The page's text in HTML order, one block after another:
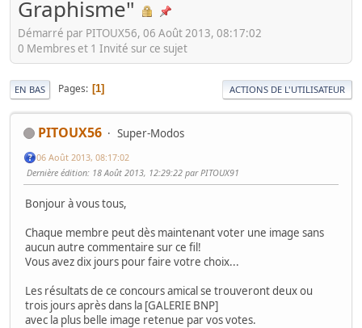
Graphisme"
Démarré par PITOUX56, 06 Août 2013, 08:17:02
0 Membres et 1 Invité sur ce sujet
EN BAS Pages 1 ACTIONS DE L'UTILISATEUR
PITOUX56 Super-Modos
06 Août 2013, 08:17:02
Dernière édition: 18 Août 2013, 12:29:22 par PITOUX91
Bonjour à vous tous,
Chaque membre peut dès maintenant voter une image sans
aucun autre commentaire sur ce fil!
Vous avez dix jours pour faire votre choix...
Les résultats de ce concours amical se trouveront deux ou
trois jours après dans la [GALERIE BNP]
avec la plus belle image retenue par vos votes.